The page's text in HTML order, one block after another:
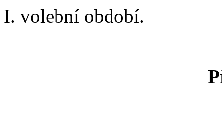
I. volební období.